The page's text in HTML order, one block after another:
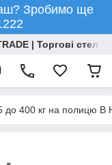
Зробимо ще
| Торгові
до 400 кг на полицю